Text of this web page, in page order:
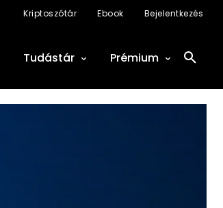
Kriptoszótár Ebook Bejelentkezés
Tudástár Prémium